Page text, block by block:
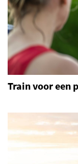
Train voor een